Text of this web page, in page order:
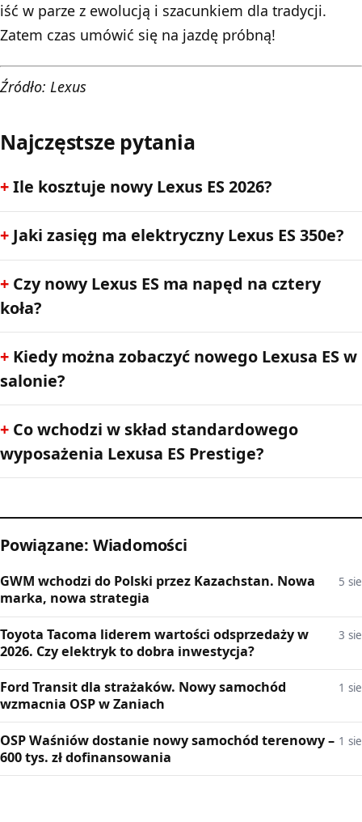
iść w parze z ewolucją i szacunkiem dla tradycji.
Zatem czas umówić się na jazdę próbną!
Źródło: Lexus
Najczęstsze pytania
Ile kosztuje nowy Lexus ES 2026?
Jaki zasięg ma elektryczny Lexus ES 350e?
Czy nowy Lexus ES ma napęd na cztery
koła?
Kiedy można zobaczyć nowego Lexusa ES w
salonie?
Co wchodzi w skład standardowego
wyposażenia Lexusa ES Prestige?
Powiązane: Wiadomości
GWM wchodzi do Polski przez Kazachstan. Nowa
marka, nowa strategia
5 sie
Toyota Tacoma liderem wartości odsprzedaży w
2026. Czy elektryk to dobra inwestycja?
3 sie
Ford Transit dla strażaków. Nowy samochód
wzmacnia OSP w Zaniach
1 sie
OSP Waśniów dostanie nowy samochód terenowy –
600 tys. zł dofinansowania
1 sie